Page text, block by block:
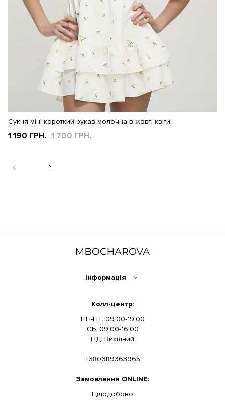
Сукня міні короткий рукав молочна в жовті квіти
1 190 ГРН. 1 700 ГРН.
Інформація
Колл-центр:
ПН-ПТ: 09:00-19:00
СБ: 09:00-16:00
НД: Вихідний
+380689363965
Замовлення ONLINE:
Цілодобово